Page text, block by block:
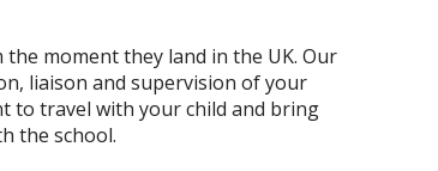
moment they land in the UK. Our
liaison and supervision of your
to travel with your child and bring
the school.